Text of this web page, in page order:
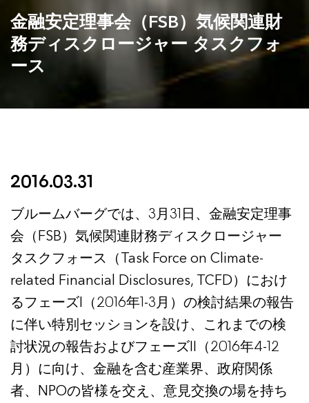
金融安定理事会（FSB）気候関連財
務ディスクロージャー タスクフォ
ース
2016.03.31
ブルームバーグでは、3月31日、金融安定理事
会（FSB）気候関連財務ディスクロージャー
タスクフォース（Task Force on Climate-
related Financial Disclosures, TCFD）におけ
るフェーズI（2016年1-3月）の検討結果の報告
に伴い特別セッションを設け、これまでの検
討状況の報告およびフェーズII（2016年4-12
月）に向け、金融を含む産業界、政府関係
者、NPOの皆様を交え、意見交換の場を持ち